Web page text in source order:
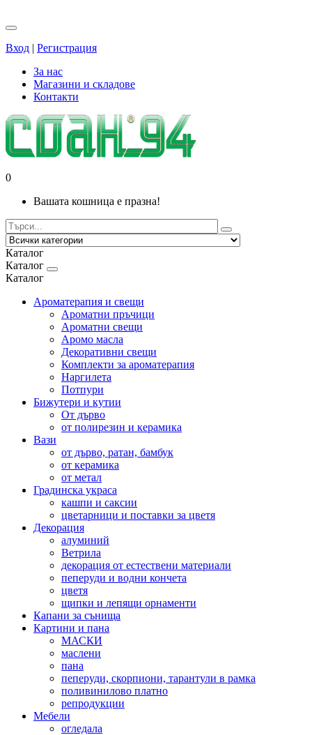
Вход | Регистрация
За нас
Магазини и складове
Контакти
0
Вашата кошница е празна!
Каталог
Каталог
Каталог
Ароматерапия и свещи
Ароматни пръчици
Ароматни свещи
Аромо масла
Декоративни свещи
Комплекти за ароматерапия
Наргилета
Потпури
Бижутери и кутии
От дърво
от полирезин и керамика
Вази
от дърво, ратан, бамбук
от керамика
от метал
Градинска украса
кашпи и саксии
цветарници и поставки за цветя
Декорация
алуминий
Ветрила
декорация от естествени материали
пеперуди и водни кончета
цветя
щипки и лепящи орнаменти
Капани за сънища
Картини и пана
МАСКИ
маслени
пана
пеперуди, скорпиони, тарантули в рамка
поливинилово платно
репродукции
Мебели
огледала